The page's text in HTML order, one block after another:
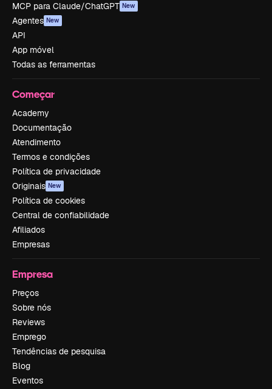
MCP para Claude/ChatGPT New
Agentes New
API
App móvel
Todas as ferramentas
Começar
Academy
Documentação
Atendimento
Termos e condições
Política de privacidade
Originais New
Política de cookies
Central de confiabilidade
Afiliados
Empresas
Empresa
Preços
Sobre nós
Reviews
Emprego
Tendências de pesquisa
Blog
Eventos